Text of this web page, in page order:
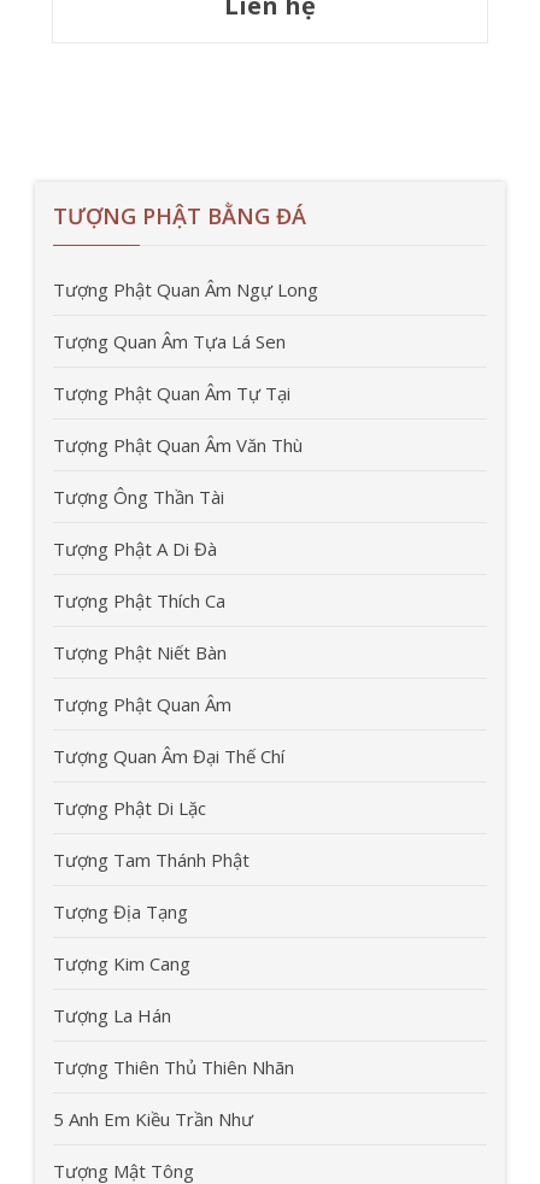
TƯỢNG PHẬT BẰNG ĐÁ
Tượng Phật Quan Âm Ngự Long
Tượng Quan Âm Tựa Lá Sen
Tượng Phật Quan Âm Tự Tại
Tượng Phật Quan Âm Văn Thù
Tượng Ông Thần Tài
Tượng Phật A Di Đà
Tượng Phật Thích Ca
Tượng Phật Niết Bàn
Tượng Phật Quan Âm
Tượng Quan Âm Đại Thế Chí
Tượng Phật Di Lặc
Tượng Tam Thánh Phật
Tượng Địa Tạng
Tượng Kim Cang
Tượng La Hán
Tượng Thiên Thủ Thiên Nhãn
5 Anh Em Kiều Trần Như
Tượng Mật Tông